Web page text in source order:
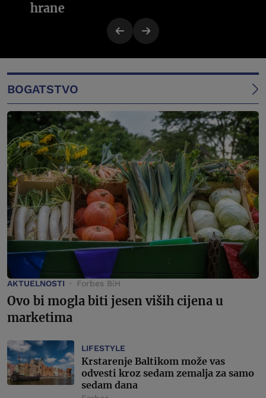
hrane
BOGATSTVO
AKTUELNOSTI Forbes BiH
Ovo bi mogla biti jesen viših cijena u
marketima
LIFESTYLE
Krstarenje Baltikom može vas
odvesti kroz sedam zemalja za samo
sedam dana